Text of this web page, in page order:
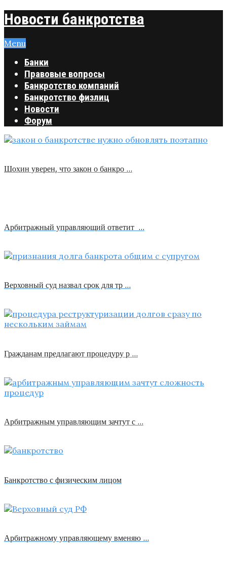
Новости банкротства
Menu
Банки
Правовые вопросы
Банкротство компаний
Банкротство физлиц
Новости
Форум
Шохин уверен, что закон о банкро …
Арбитражный управляющий ответит …
Верховный суд назвал срок для тр …
Гражданам предлагают процедуру р …
Арбитражным управляющим зачтут с …
Банкротство с физическим лицом
Арбитражному управляющему вменяю …